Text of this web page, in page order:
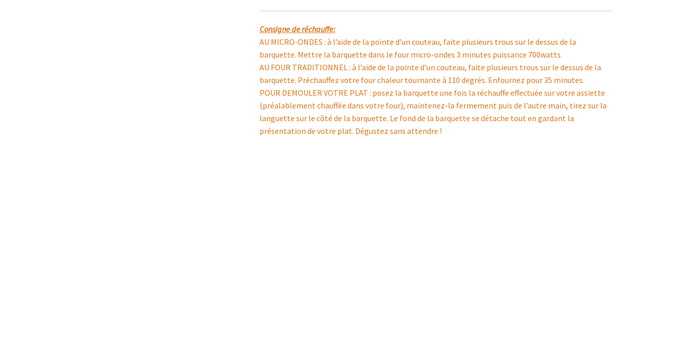
Consigne de réchauffe:
AU MICRO-ONDES : à l’aide de la pointe d’un couteau, faite plusieurs trous sur le dessus de la
barquette. Mettre la barquette dans le four micro-ondes 3 minutes puissance 700watts
AU FOUR TRADITIONNEL : à l’aide de la pointe d’un couteau, faite plusieurs trous sur le dessus de la
barquette. Préchauffez votre four chaleur tournante à 110 degrés. Enfournez pour 35 minutes.
POUR DEMOULER VOTRE PLAT : posez la barquette une fois la réchauffe effectuée sur votre assiette
(préalablement chauffée dans votre four), maintenez-la fermement puis de l’autre main, tirez sur la
languette sur le côté de la barquette. Le fond de la barquette se détache tout en gardant la
présentation de votre plat. Dégustez sans attendre !